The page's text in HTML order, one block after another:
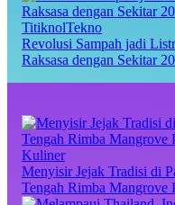
TitiknolTekno
Revolusi Sampah jadi
Raksasa dengan Sekitar
Kuliner
Menyisir Jejak Tradisi di
Tengah Rimba Mangrove